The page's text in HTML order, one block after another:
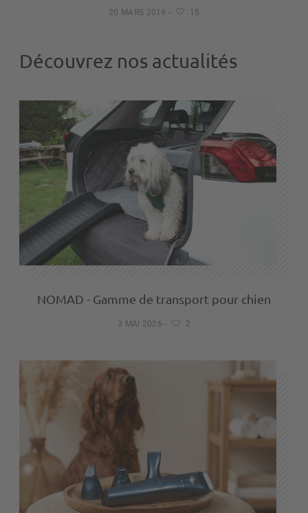
20 MARS 2019 - 15
Découvrez nos actualités
NOMAD - Gamme de transport pour chien
3 MAI 2026 - 2